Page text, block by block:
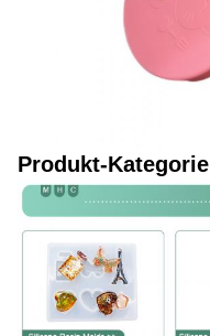
Produkt-Kategorie